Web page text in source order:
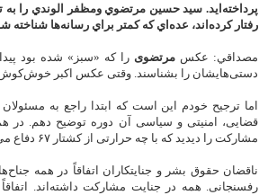
پرداخته‌ايد. سيد حسين مرتضوي ومظفر الوندي را به
رفتار كرده‌اند، عده‌اي كه كمتر براي رسانه‌ها
مصداقي: عکس مرتضوی را که «سبز» شده بود پیدا
دستی‌هایشان را بشناسند. وقتی عکس اکبر خوش‌کوش را
قضایی، امنیتی و سیاسی آن دوره توضیح دهم. در
مشارکت را دیدید که با چه حرارتی از کشتار ۶۷ دفاع می‌کرد.
ناقضان حقوق بشر و جنایتکاران اتفاقاً‌ در همه‌
رفسنجانی. همه در جنایت مشارکت داشته‌اند.